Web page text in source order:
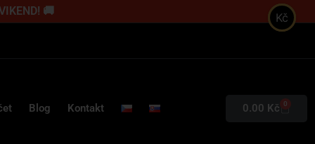
🚚
Blog Kontakt 0.00 Kč 0
Kč